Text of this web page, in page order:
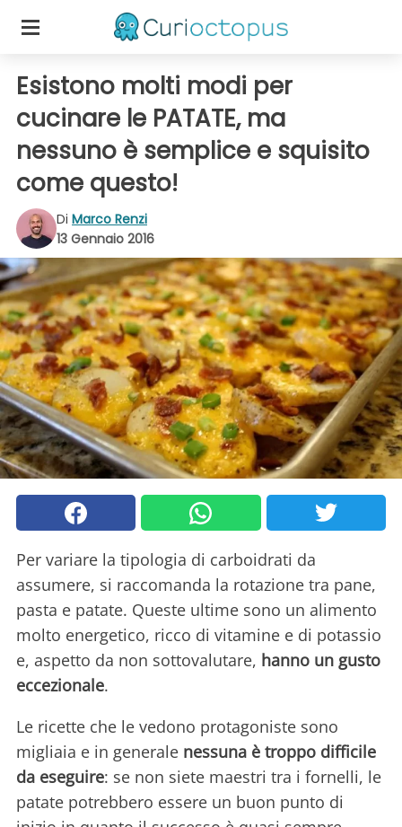
Esistono molti modi per
cucinare le PATATE, ma
nessuno è semplice e squisito
come questo!
Di Marco Renzi
13 Gennaio 2016
Per variare la tipologia di carboidrati da
assumere, si raccomanda la rotazione tra pane,
pasta e patate. Queste ultime sono un alimento
molto energetico, ricco di vitamine e di potassio
e, aspetto da non sottovalutare, hanno un gusto
eccezionale.
Le ricette che le vedono protagoniste sono
migliaia e in generale nessuna è troppo difficile
da eseguire: se non siete maestri tra i fornelli, le
patate potrebbero essere un buon punto di